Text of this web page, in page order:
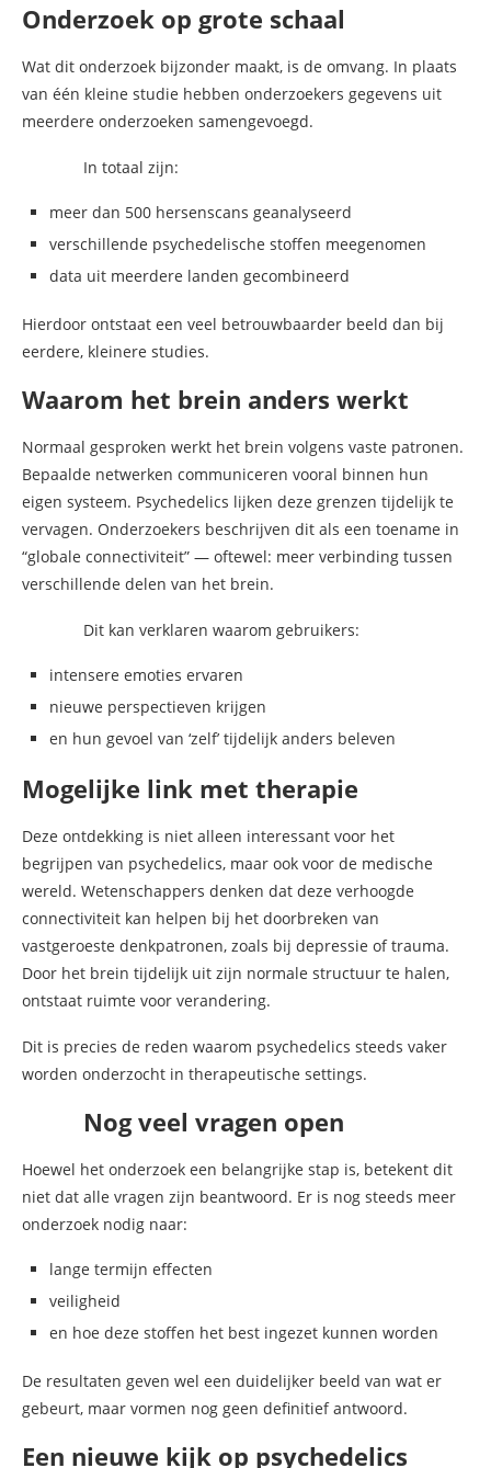
Onderzoek op grote schaal
Wat dit onderzoek bijzonder maakt, is de omvang. In plaats
van één kleine studie hebben onderzoekers gegevens uit
meerdere onderzoeken samengevoegd.
In totaal zijn:
meer dan 500 hersenscans geanalyseerd
verschillende psychedelische stoffen meegenomen
data uit meerdere landen gecombineerd
Hierdoor ontstaat een veel betrouwbaarder beeld dan bij
eerdere, kleinere studies.
Waarom het brein anders werkt
Normaal gesproken werkt het brein volgens vaste patronen.
Bepaalde netwerken communiceren vooral binnen hun
eigen systeem. Psychedelics lijken deze grenzen tijdelijk te
vervagen. Onderzoekers beschrijven dit als een toename in
“globale connectiviteit” — oftewel: meer verbinding tussen
verschillende delen van het brein.
Dit kan verklaren waarom gebruikers:
intensere emoties ervaren
nieuwe perspectieven krijgen
en hun gevoel van ‘zelf’ tijdelijk anders beleven
Mogelijke link met therapie
Deze ontdekking is niet alleen interessant voor het
begrijpen van psychedelics, maar ook voor de medische
wereld. Wetenschappers denken dat deze verhoogde
connectiviteit kan helpen bij het doorbreken van
vastgeroeste denkpatronen, zoals bij depressie of trauma.
Door het brein tijdelijk uit zijn normale structuur te halen,
ontstaat ruimte voor verandering.
Dit is precies de reden waarom psychedelics steeds vaker
worden onderzocht in therapeutische settings.
Nog veel vragen open
Hoewel het onderzoek een belangrijke stap is, betekent dit
niet dat alle vragen zijn beantwoord. Er is nog steeds meer
onderzoek nodig naar:
lange termijn effecten
veiligheid
en hoe deze stoffen het best ingezet kunnen worden
De resultaten geven wel een duidelijker beeld van wat er
gebeurt, maar vormen nog geen definitief antwoord.
Een nieuwe kijk op psychedelics